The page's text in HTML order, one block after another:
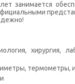
занимается
хирургия,
термометры,